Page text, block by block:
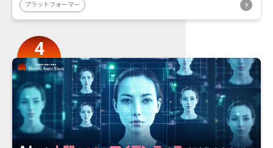
プラットフォーマー